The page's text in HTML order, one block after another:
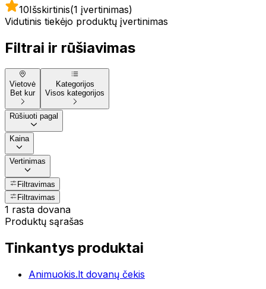
10Išskirtinis(1 įvertinimas)
Vidutinis tiekėjo produktų įvertinimas
Filtrai ir rūšiavimas
Vietovė
Bet kur
Kategorijos
Visos kategorijos
Rūšiuoti pagal
Kaina
Vertinimas
Filtravimas
Filtravimas
1 rasta dovana
Produktų sąrašas
Tinkantys produktai
Animuokis.lt dovanų čekis